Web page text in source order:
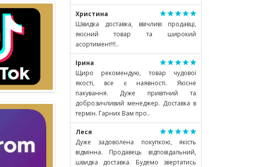
Христина
Швидка доставка, ввічливі продавці,
якісний товар та широкий
асортимент!!!..
Ірина
Щиро рекомендую, товар чудової
якості, все є наявності. Якісне
пакування. Дуже привітний та
доброзичливий менеджер. Доставка в
термін. Гарних Вам про..
Леся
Дуже задоволена покупкою, якість
відмінна. Продавець відповідальний,
швидка доставка. Будемо звертатись